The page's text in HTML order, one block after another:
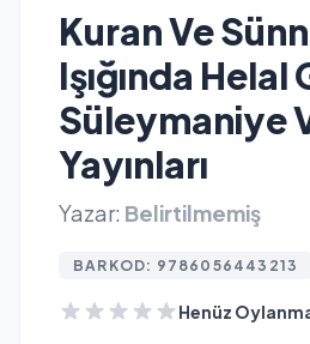
Kuran Ve
Işığında Helal
Süleymaniye
Yayınları
Yazar: Belirtilmemiş
BARKOD: 9786056443213
Henüz